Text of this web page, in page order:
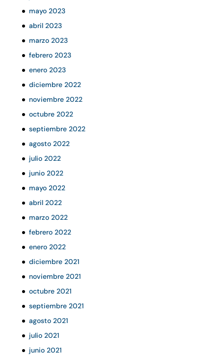
mayo 2023
abril 2023
marzo 2023
febrero 2023
enero 2023
diciembre 2022
noviembre 2022
octubre 2022
septiembre 2022
agosto 2022
julio 2022
junio 2022
mayo 2022
abril 2022
marzo 2022
febrero 2022
enero 2022
diciembre 2021
noviembre 2021
octubre 2021
septiembre 2021
agosto 2021
julio 2021
junio 2021